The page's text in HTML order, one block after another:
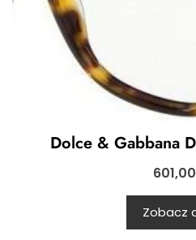
Dolce & Gabbana
601,00
Zobacz